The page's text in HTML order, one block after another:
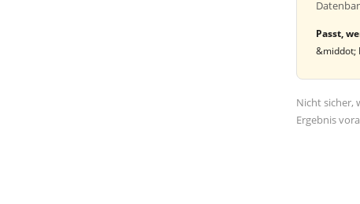
Passt,
&middot;
Nicht sicher,
Ergebnis